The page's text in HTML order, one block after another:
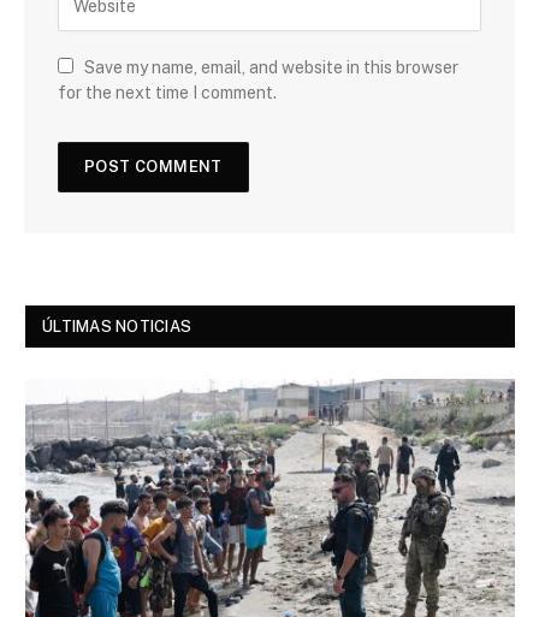
Save my name, email, and website in this browser
for the next time I comment.
ÚLTIMAS NOTICIAS